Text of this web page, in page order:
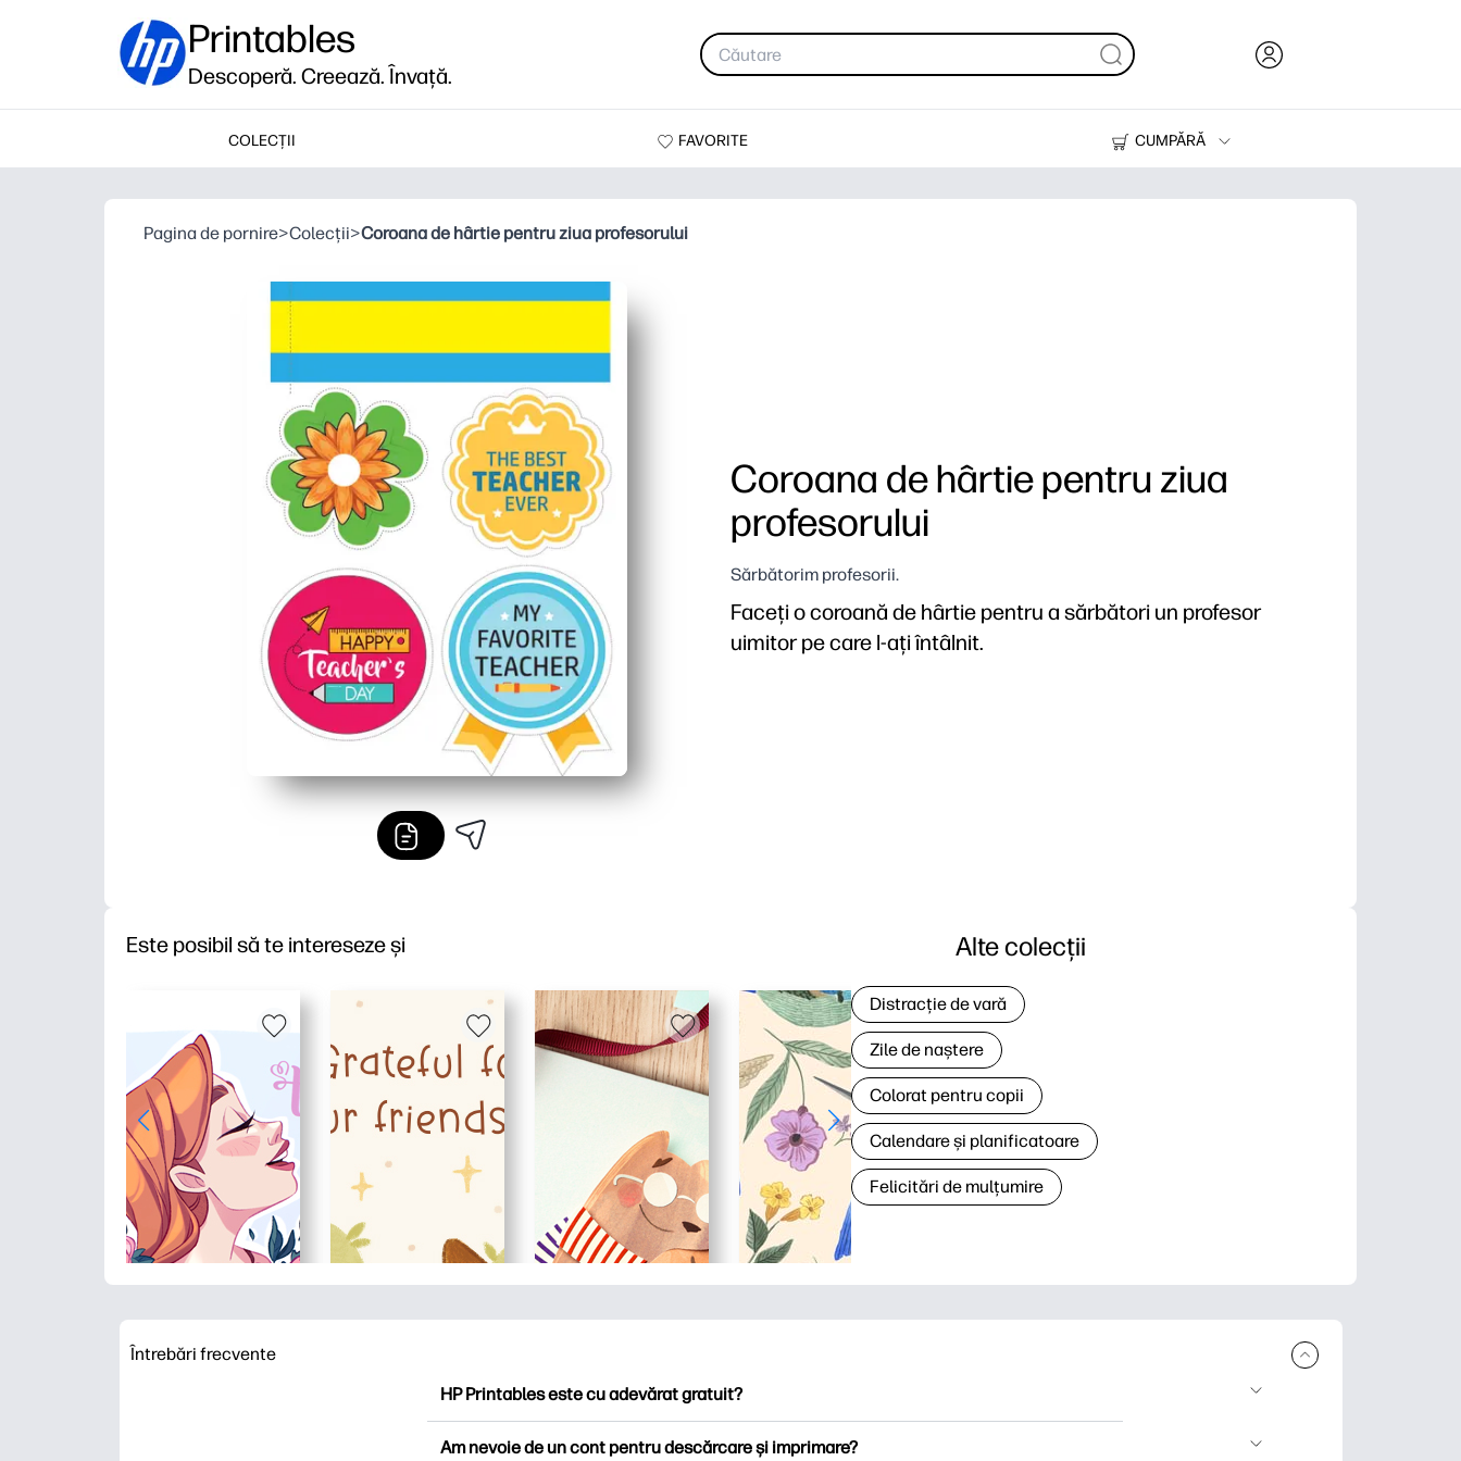
Printables
Descoperă. Creează. Învață.
COLECȚII FAVORITE
CUMPĂRĂ
Imprimante
Pagina de pornire>Colecții>Coroana de hârtie pentru ziua profesorului
Coroana de hârtie pentru ziua
profesorului
Sărbătorim profesorii.
Faceți o coroană de hârtie pentru a sărbători un profesor
uimitor pe care l-ați întâlnit.
Este posibil să te intereseze și Alte colecții
Distracție de vară
Zile de naștere
Colorat pentru copii
Calendare și planificatoare
Felicitări de mulțumire
Întrebări frecvente
HP Printables este cu adevărat gratuit?
Am nevoie de un cont pentru descărcare și imprimare?